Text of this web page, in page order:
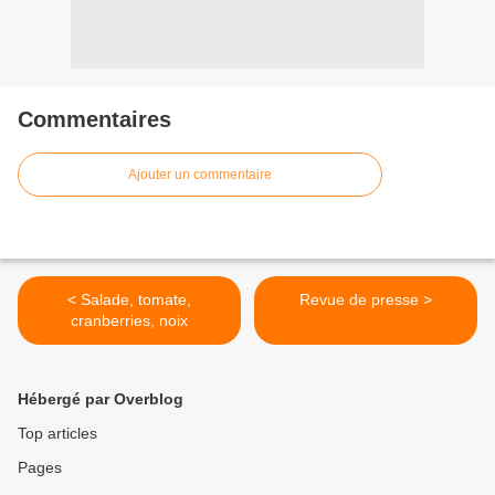
Commentaires
Ajouter un commentaire
< Salade, tomate,
cranberries, noix
Revue de presse >
Hébergé par Overblog
Top articles
Pages